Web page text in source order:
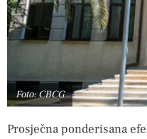
Foto: CBCG
Prosječna ponderisana